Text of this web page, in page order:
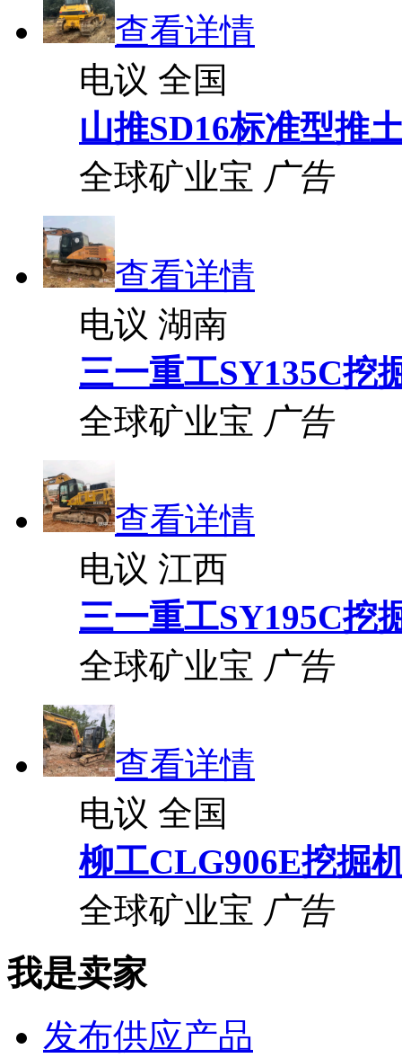
查看详情
电议 全国
山推SD16标准型推
全球矿业宝 广告
查看详情
电议 湖南
三一重工SY135C挖
全球矿业宝 广告
查看详情
电议 江西
三一重工SY195C挖
全球矿业宝 广告
查看详情
电议 全国
柳工CLG906E挖掘
全球矿业宝 广告
我是卖家
发布供应产品